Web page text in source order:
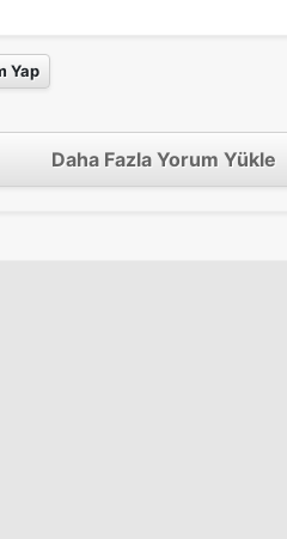
Yap
Daha Fazla Yorum Yükle